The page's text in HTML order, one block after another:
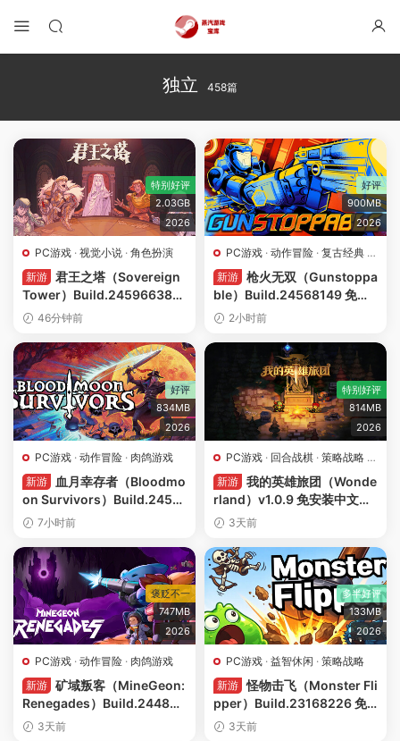
独立 458篇
特别好评
2.03GB
2026
PC游戏 · 视觉小说 · 角色扮演
新游 君王之塔（Sovereign
Tower）Build.24596638
免安装中文版下载
46分钟前
好评
900MB
2026
PC游戏 · 动作冒险 · 复古经典 ·
枪战射击 ·肉鸽游戏
新游 枪火无双（Gunstoppa
ble）Build.24568149 免安
装中文版下载
2小时前
好评
834MB
2026
PC游戏 · 动作冒险 · 肉鸽游戏
新游
血月幸存者（Bloodmo
on Survivors）Build.2455
8775 免安装中文版下载
7小时前
特别好评
814MB
2026
PC游戏 · 回合战棋 · 策略战略 ·
角色扮演
新游 我的英雄旅团（Wonde
rland）v1.0.9 免安装中文版
下载3天前
褒贬不一
747MB
2026
PC游戏 · 动作冒险 · 肉鸽游戏
新游 矿域叛客（MineGeon:
Renegades）Build.244853
04 免安装中文版下载
3天前
多半好评
133MB
2026
PC游戏 · 益智休闲 · 策略战略
新游 怪物击飞（Monster Fli
pper）Build.23168226 免
安装中文版下载
3天前